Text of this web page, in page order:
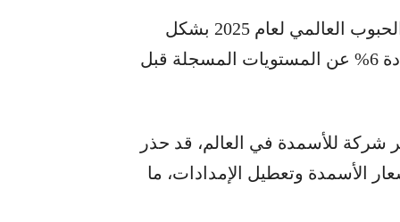
وفي تقرير منفصل، رفعت الفاو تقديراتها لإنتاج الحبوب العالمي لعام 2025 بشكل
طفيف إلى رقم قياسي بلغ 3.040 مليار طن، بزيادة 6% عن المستويات المسجلة قبل
شركة للأسمدة في العالم، قد حذر
الأسمدة وتعطيل الإمدادات، ما